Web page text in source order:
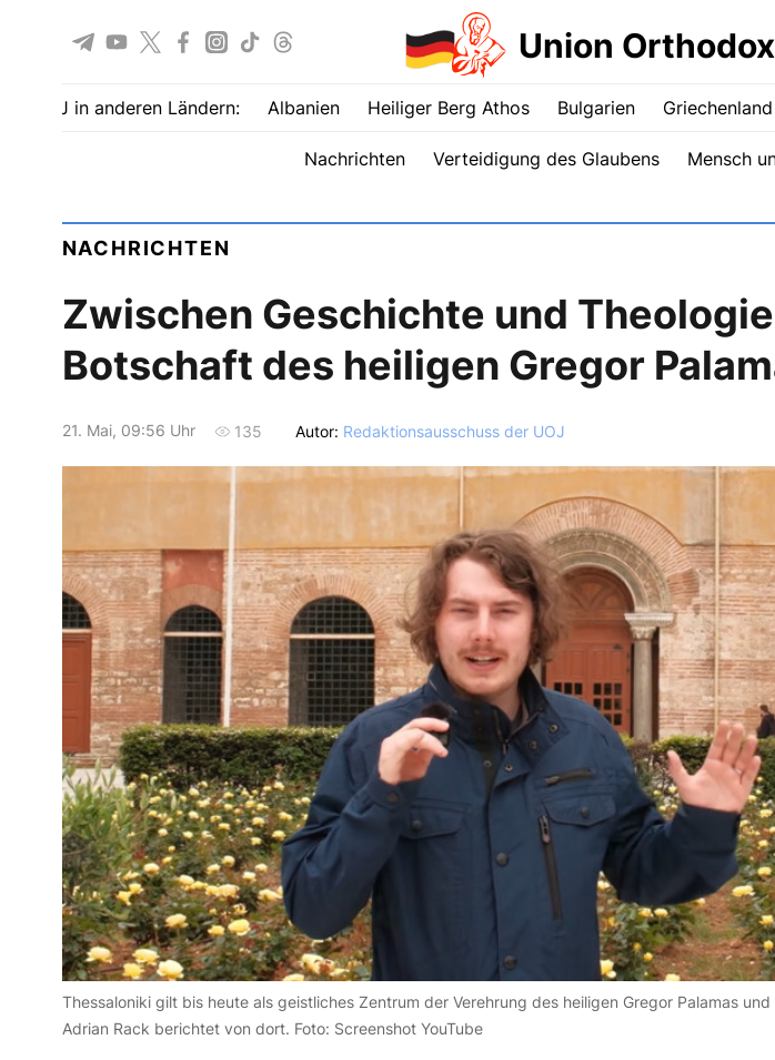
Union
UOJ in anderen Ländern: Albanien Heiliger Berg Athos Bulgarien Griechenland
Nachrichten Verteidigung des Glaubens Mensch
NACHRICHTEN
Zwischen Geschichte und
Botschaft des heiligen Gregor
21. Mai, 09:56 Uhr 135 Autor: Redaktionsausschuss der UOJ
Thessaloniki gilt bis heute als geistliches Zentrum der Verehrung des heiligen Gregor Palamas
Adrian Rack berichtet von dort. Foto: Screenshot YouTube